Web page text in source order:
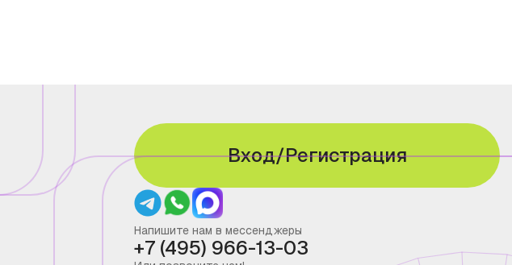
Вход/Регистрация
Напишите нам в мессенджеры
+7 (495) 966-13-03